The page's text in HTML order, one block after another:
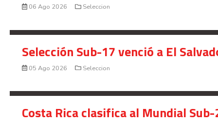
06 Ago 2026 Seleccion
Selección Sub-17 venció a El
05 Ago 2026 Seleccion
Costa Rica clasifica al Mundial